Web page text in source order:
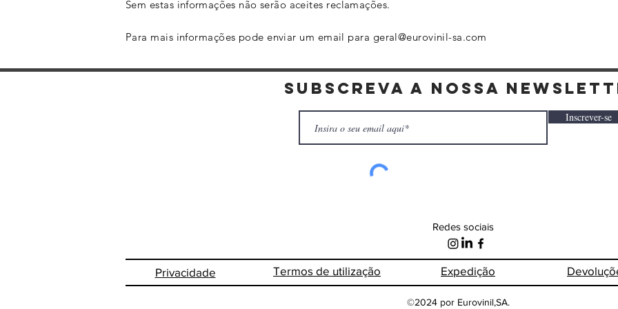
Sem estas informações não serão aceites reclamações.
Para mais informações pode enviar um email para geral@eurovinil-sa.com
Subscreva a nossa
Inscrever-se
Redes sociais
Privacidade Termos de utilização Expedição
©2024 por Eurovinil,SA.